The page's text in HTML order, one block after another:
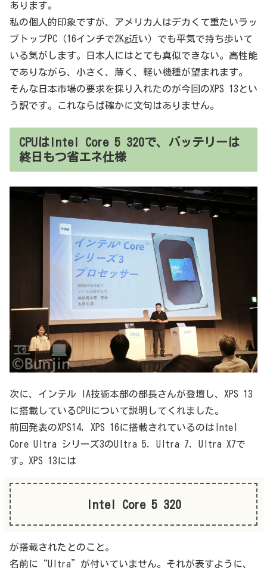
あります。
私の個人的印象ですが、アメリカ人はデカくて重たいラッ
プトップPC（16インチで2Kg近い）でも平気で持ち歩いて
いる気がします。日本人にはとても真似できない。高性能
でありながら、小さく、薄く、軽い機種が望まれます。
そんな日本市場の要求を採り入れたのが今回のXPS 13とい
う訳です。これならば確かに文句はありません。
CPUはIntel Core 5 320で、バッテリーは
終日もつ省エネ仕様
次に、インテル IA技術本部の部長さんが登壇し、XPS 13
に搭載しているCPUについて説明してくれました。
前回発表のXPS14, XPS 16に搭載されているのはIntel
Core Ultra シリーズ3のUltra 5, Ultra 7, Ultra X7で
す。XPS 13には
Intel Core 5 320
が搭載されたとのこと。
名前に“Ultra”が付いていません。それが表すように、